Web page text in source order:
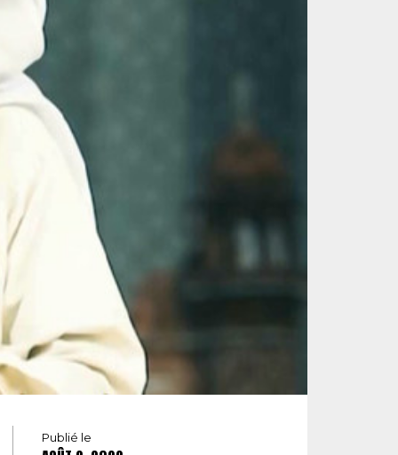
Publié le